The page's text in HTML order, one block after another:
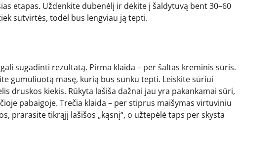
etapas. Uždenkite dubenėlį ir dėkite į šaldytuvą bent 30–60
sutvirtės, todėl bus lengviau ją tepti.
sugadinti rezultatą. Pirma klaida – per šaltas kreminis sūris.
gumuliuotą masę, kurią bus sunku tepti. Leiskite sūriui
druskos kiekis. Rūkyta lašiša dažnai jau yra pakankamai sūri,
pabaigoje. Trečia klaida – per stiprus maišymas virtuviniu
prarasite tikrąjį lašišos „kąsnį“, o užtepėlė taps per skysta